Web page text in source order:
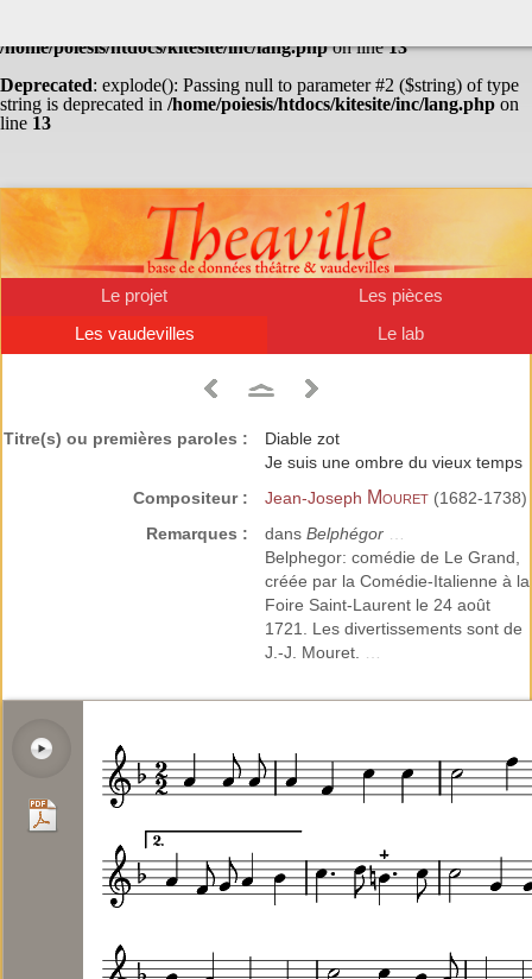
/home/poiesis/htdocs/kitesite/inc/lang.phpon line13
Deprecated: explode(): Passing null to parameter #2 ($string) of type
string is deprecated in /home/poiesis/htdocs/kitesite/inc/lang.php on
line 13
Le projet
Les pièces
Les vaudevilles
Le lab
Titre(s) ou premières paroles :
Diable zot
Je suis une ombre du vieux temps
Compositeur :
Jean-Joseph Mouret (1682-1738)
Remarques :
dans Belphégor
Belphegor: comédie de Le Grand,
créée par la Comédie-Italienne à la
Foire Saint-Laurent le 24 août
1721. Les divertissements sont de
J.-J. Mouret.